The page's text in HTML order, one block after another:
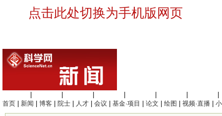
点击此处切换为手机版网页
首页
新闻 博客 院士 人才 会议 基金·项目 论文 绘图 视频·直播